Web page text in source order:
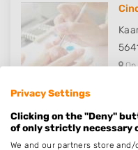
Op
Privacy Settings
Clicking on the "Deny"
of only strictly necessary
We and our partners store